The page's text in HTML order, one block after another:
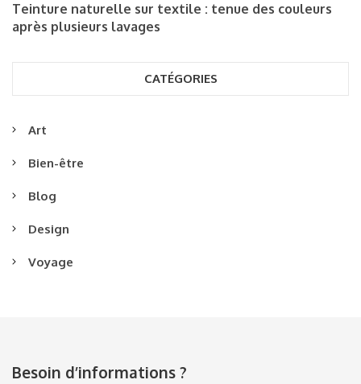
Teinture naturelle sur textile : tenue des couleurs
après plusieurs lavages
CATÉGORIES
Art
Bien-être
Blog
Design
Voyage
Besoin d’informations ?